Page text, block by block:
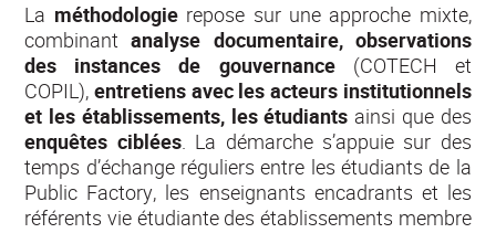
La méthodologierepose sur une approche mixte,
combinantanalyse documentaire, observations
des instances de gouvernance(COTECH et
COPIL),entretiens avec les acteurs institutionnels
et les établissements, les étudiants ainsi que des
enquêtes ciblées. La démarche s’appuie sur des
temps d’échange réguliers entre les étudiants de la
Public Factory, les enseignants encadrants et les
référents vie étudiante des établissements membre